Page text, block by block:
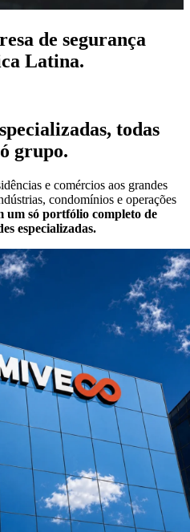
de segurança
Latina.
todas
grupo.
e comércios aos grandes
condomínios e operações
um só portfólio completo de
especializadas.